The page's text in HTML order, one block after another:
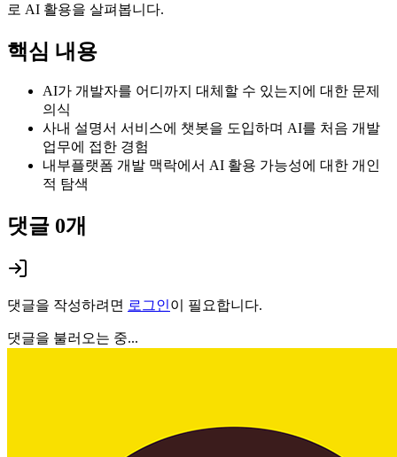
로 AI 활용을 살펴봅니다.
핵심 내용
AI가 개발자를 어디까지 대체할 수 있는지에 대한 문제
의식
사내 설명서 서비스에 챗봇을 도입하며 AI를 처음 개발
업무에 접한 경험
내부플랫폼 개발 맥락에서 AI 활용 가능성에 대한 개인
적 탐색
댓글 0개
댓글을 작성하려면 로그인이 필요합니다.
댓글을 불러오는 중...